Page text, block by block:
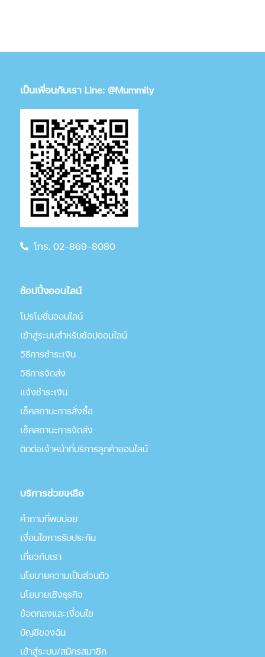
เป็นเพื่อนกับเรา Line: @Mummily
โทร. 02-869-8080
ช้อปปิ้งออนไลน์
โปรโมชั่นออนไลน์
เข้าสู่ระบบสำหรับช้อปออนไลน์
วิธีการชำระเงิน
วิธีการจัดส่ง
แจ้งชำระเงิน
เช็คสถานะการสั่งซื้อ
เช็คสถานะการจัดส่ง
ติดต่อเจ้าหน้าที่บริการลูกค้าออนไลน์
บริการช่วยเหลือ
คำถามที่พบบ่อย
เงื่อนไขการรับประกัน
เกี่่ยวกับเรา
นโยบายความเป็นส่วนตัว
นโยบายเชิงธุรกิจ
ข้อตกลงและเงื่อนไข
บัญชีของฉัน
เข้าสู่ระบบ/สมัครสมาชิก